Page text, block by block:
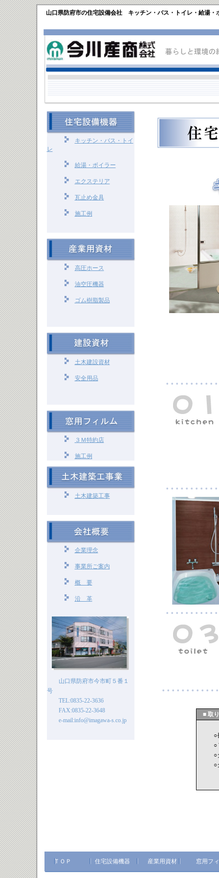
山口県防府市の住宅設備会社 キッチン・バス・トイレ・給湯
キッチン・バス・トイ
レ
給湯・ボイラー
エクステリア
瓦止め金具
施工例
高圧ホース
油空圧機器
ゴム樹脂製品
土木建設資材
安全用品
３Ｍ特約店
施工例
土木建築工事
企業理念
事業所ご案内
概 要
沿 革
山口県防府市今市町５番１
号
TEL:0835-22-3636
FAX:0835-22-3648
e-mail:info@imagawa-s.co.jp
■ 取り
○
○
○
○
ＴＯＰ 住宅設備機器 産業用資材 窓用フ